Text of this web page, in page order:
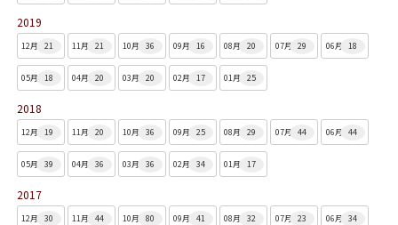
2019
12月 21 11月 21 10月 36 09月 16 08月 20 07月 29 06月 18
05月 18 04月 20 03月 20 02月 17 01月 25
2018
12月 19 11月 20 10月 36 09月 25 08月 29 07月 44 06月 44
05月 39 04月 36 03月 36 02月 34 01月 17
2017
12月 30 11月 44 10月 80 09月 41 08月 32 07月 23 06月 34